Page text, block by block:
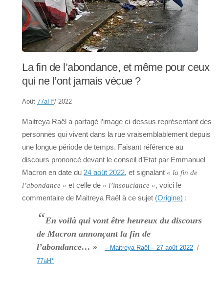
La fin de l’abondance, et même pour ceux
qui ne l’ont jamais vécue ?
Août 77aH*/ 2022
Maitreya Raël a partagé l’image ci-dessus représentant des
personnes qui vivent dans la rue vraisemblablement depuis
une longue période de temps. Faisant référence au
discours prononcé devant le conseil d’Etat par Emmanuel
Macron en date du 24 août 2022, et signalant « la fin de
l’abondance » et celle de « l’insouciance », voici le
commentaire de Maitreya Raël à ce sujet (Origine) :
“En voilà qui vont être heureux du discours
de Macron annonçant la fin de
l’abondance… »
– Maitreya Raël – 27 août 2022 /
77aH*